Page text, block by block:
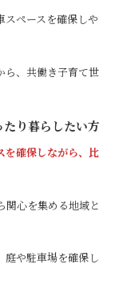
ペースを確保しや
ら、共働き子育て世
り暮らしたい方
を確保しながら、比
心を集める地域と
庭や駐車場を確保し